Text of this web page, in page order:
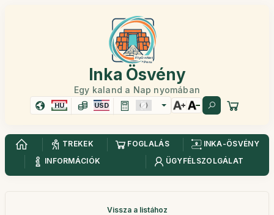
Inka Ösvény
Egy kaland a Nap nyomában
HU USD
TREKEK FOGLALÁS
INKA-ÖSVÉNY
INFORMÁCIÓK
ÜGYFÉLSZOLGÁLAT
Vissza a listához